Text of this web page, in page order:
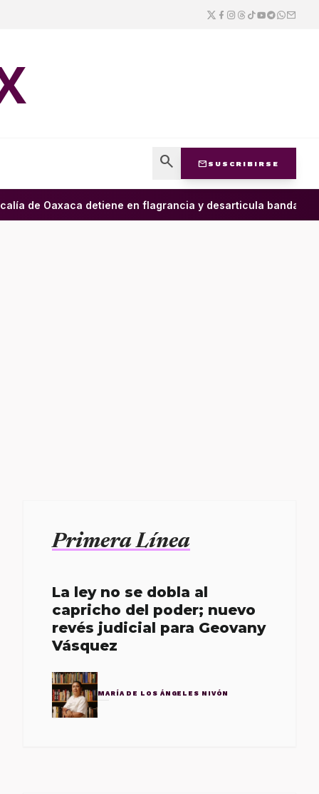
search mail SUSCRIBIRSE
de Oaxaca detiene en flagrancia y desarticula banda
Primera Línea
La ley no se dobla al
capricho del poder; nuevo
revés judicial para Geovany
Vásquez
MARÍA DE LOS ÁNGELES NIVÓN